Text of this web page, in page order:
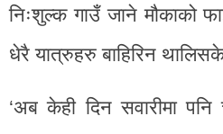
निःशुल्क गाउँ जाने मौकाको
धेरै यात्रुहरु बाहिरिन
‘अब केही दिन सवारीमा